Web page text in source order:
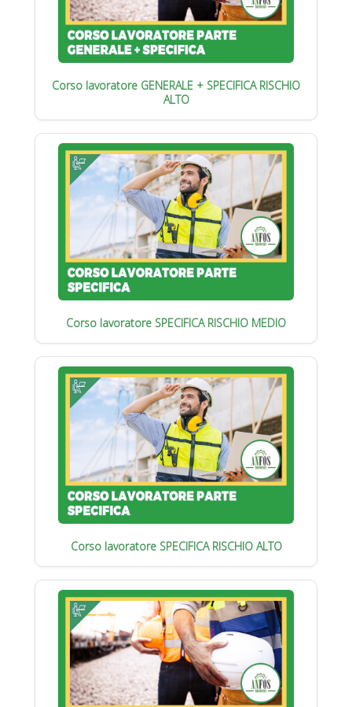
Corso lavoratore GENERALE + SPECIFICA RISCHIO
ALTO
Corso lavoratore SPECIFICA RISCHIO MEDIO
Corso lavoratore SPECIFICA RISCHIO ALTO